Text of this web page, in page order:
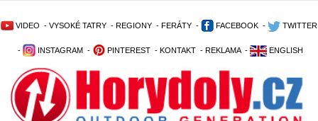
VIDEO - VYSOKÉ TATRY - REGIONY - FERÁTY - FACEBOOK - TWITTER
- INSTAGRAM - PINTEREST - KONTAKT - REKLAMA - ENGLISH